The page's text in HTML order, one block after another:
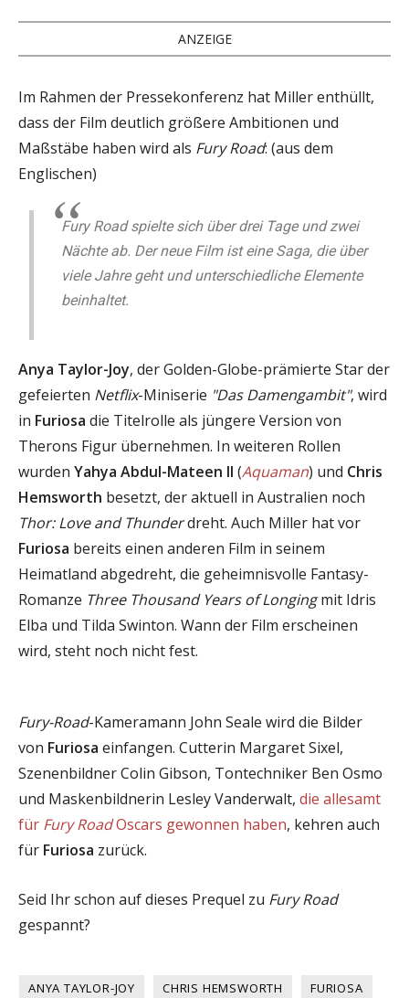
ANZEIGE
Im Rahmen der Pressekonferenz hat Miller enthüllt,
dass der Film deutlich größere Ambitionen und
Maßstäbe haben wird als Fury Road: (aus dem
Englischen)
Fury Road spielte sich über drei Tage und zwei
Nächte ab. Der neue Film ist eine Saga, die über
viele Jahre geht und unterschiedliche Elemente
beinhaltet.
Anya Taylor-Joy, der Golden-Globe-prämierte Star der
gefeierten Netflix-Miniserie "Das Damengambit", wird
in Furiosa die Titelrolle als jüngere Version von
Therons Figur übernehmen. In weiteren Rollen
wurden Yahya Abdul-Mateen II (Aquaman) und Chris
Hemsworth besetzt, der aktuell in Australien noch
Thor: Love and Thunderdreht. Auch Miller hat vor
Furiosa bereits einen anderen Film in seinem
Heimatland abgedreht, die geheimnisvolle Fantasy-
Romanze Three Thousand Years of Longingmit Idris
Elba und Tilda Swinton. Wann der Film erscheinen
wird, steht noch nicht fest.
Fury-Road-Kameramann John Seale wird die Bilder
von Furiosa einfangen. Cutterin Margaret Sixel,
Szenenbildner Colin Gibson, Tontechniker Ben Osmo
und Maskenbildnerin Lesley Vanderwalt, die allesamt
für Fury RoadOscars gewonnen haben, kehren auch
für Furiosa zurück.
Seid Ihr schon auf dieses Prequel zu Fury Road
gespannt?
ANYA TAYLOR-JOY CHRIS HEMSWORTH FURIOSA